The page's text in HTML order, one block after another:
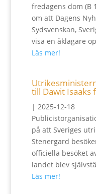
fredagens dom (B
om att Dagens
Sydsvenskan,
visa en åklagare
Läs mer!
till Dawit Isaaks
| 2025-12-18
på att Sveriges
Stenergard
officiella besöket
landet blev
Läs mer!